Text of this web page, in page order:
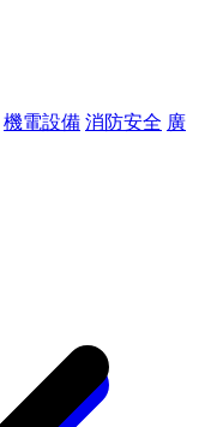
機電設備 消防安全 廣